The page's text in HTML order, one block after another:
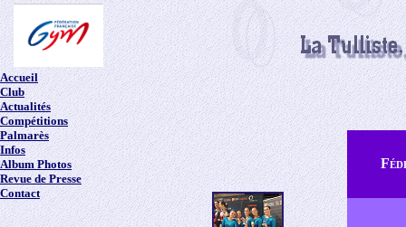
Accueil
Club
Actualités
Compétitions
Palmarès
Infos
Album Photos
Revue de Presse
Contact